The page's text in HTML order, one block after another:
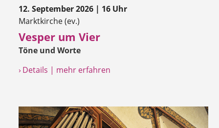
12. September 2026 | 16 Uhr
Marktkirche (ev.)
Vesper um Vier
Töne und Worte
› Details | mehr erfahren